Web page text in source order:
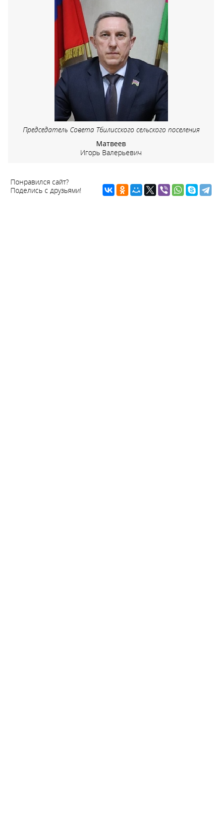
Председатель Совета Тбилисского сельского поселения
Матвеев
Игорь Валерьевич
Понравился сайт?
Поделись с друзьями!